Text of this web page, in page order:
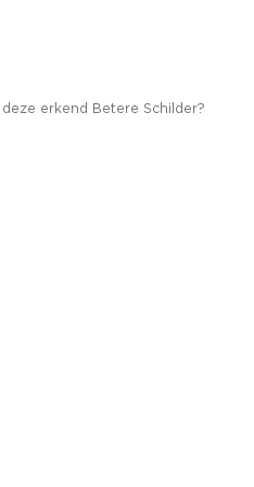
erkend Betere Schilder?